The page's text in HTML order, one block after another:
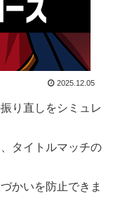
2025.12.05
り直しをシミュレ
タイトルマッチの
かいを防止できま